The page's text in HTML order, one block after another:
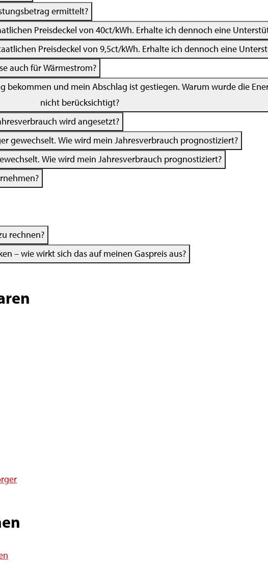
ermittelt?
Preisdeckel von 40ct/kWh. Erhalte ich dennoch eine
Preisdeckel von 9,5ct/kWh. Erhalte ich dennoch eine
auch für Wärmestrom?
bekommen und mein Abschlag ist gestiegen. Warum wurde die
nicht berücksichtigt?
wird angesetzt?
gewechselt. Wie wird mein Jahresverbrauch prognostiziert?
Wie wird mein Jahresverbrauch prognostiziert?
rechnen?
– wie wirkt sich das auf meinen Gaspreis aus?